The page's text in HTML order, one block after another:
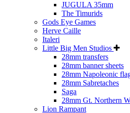
JUGULA 35mm
The Timurids
Gods Eye Games
Herve Caille
Italeri
Little Big Men Studios
28mm transfers
28mm banner sheets
28mm Napoleonic
28mm Sabretaches
Saga
28mm Gt. Northern
Lion Rampant